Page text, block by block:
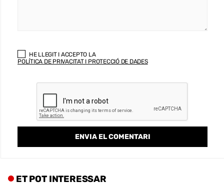
HE LLEGIT I ACCEPTO LA
POLÍTICA DE PRIVACITAT I PROTECCIÓ DE DADES
ET POT INTERESSAR